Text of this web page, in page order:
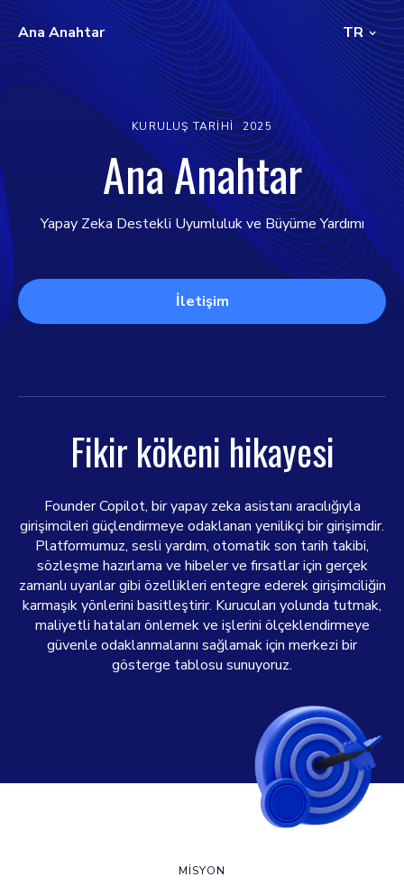
Ana Anahtar TR
KURULUŞ TARIHI 2025
Ana Anahtar
Yapay Zeka Destekli Uyumluluk ve Büyüme Yardımı
İletişim
Fikir kökeni hikayesi
Founder Copilot, bir yapay zeka asistanı aracılığıyla
girişimcileri güçlendirmeye odaklanan yenilikçi bir girişimdir.
Platformumuz, sesli yardım, otomatik son tarih takibi,
sözleşme hazırlama ve hibeler ve fırsatlar için gerçek
zamanlı uyarılar gibi özellikleri entegre ederek girişimciliğin
karmaşık yönlerini basitleştirir. Kurucuları yolunda tutmak,
maliyetli hataları önlemek ve işlerini ölçeklendirmeye
güvenle odaklanmalarını sağlamak için merkezi bir
gösterge tablosu sunuyoruz.
MISYON